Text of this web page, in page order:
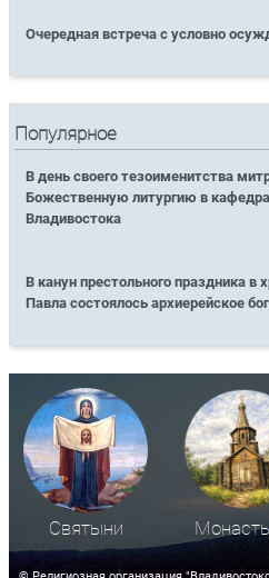
Очередная встреча с условно
Популярное
В день своего тезоименитства
Божественную литургию в
Владивостока
В канун престольного праздника в
Павла состоялось архиерейское
Святыни